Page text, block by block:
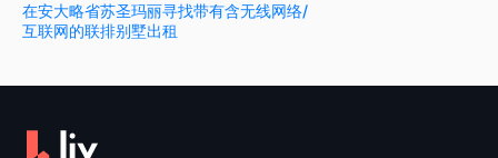
在安大略省苏圣玛丽寻找带有含无线网络/
互联网的联排别墅出租